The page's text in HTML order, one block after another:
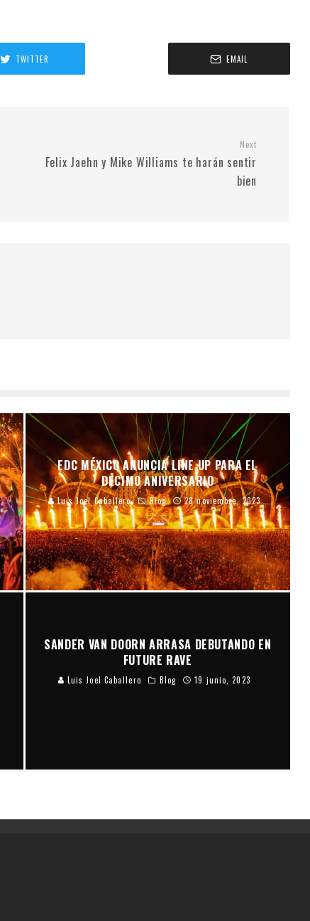
TWITTER EMAIL
Next
Felix Jaehn y Mike Williams te harán sentir
bien
EDC MÉXICO ANUNCIA LINE UP PARA EL
DÉCIMO ANIVERSARIO
Luis Joel Caballero Blog 28 noviembre, 2023
SANDER VAN DOORN ARRASA DEBUTANDO EN
FUTURE RAVE
Luis Joel Caballero Blog 19 junio, 2023